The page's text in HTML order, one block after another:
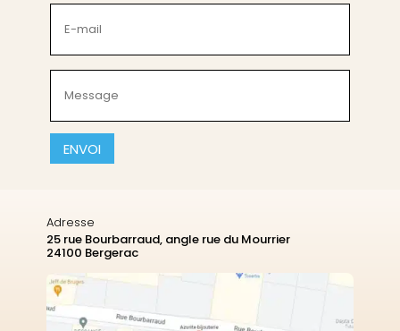
(Nécessaire)
mail
(Nécessaire)
(Nécessaire)
CAPTCHA
Adresse
25 rue Bourbarraud, angle rue du Mourrier
24100 Bergerac